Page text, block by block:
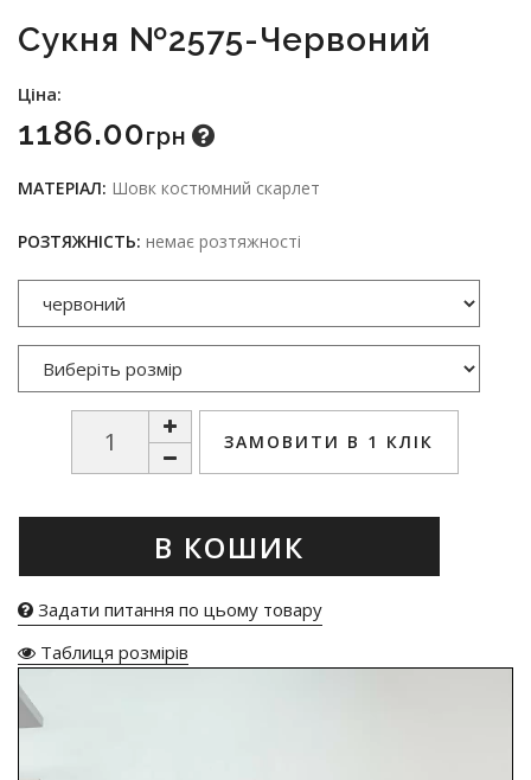
Сукня №2575-Червоний
Ціна:
1186.00Грн
МАТЕРІАЛ: Шовк костюмний скарлет
РОЗТЯЖНІСТЬ: немає розтяжності
ЗАМОВИТИ В 1 КЛІК
В КОШИК
Задати питання по цьому товару
Таблиця розмірів